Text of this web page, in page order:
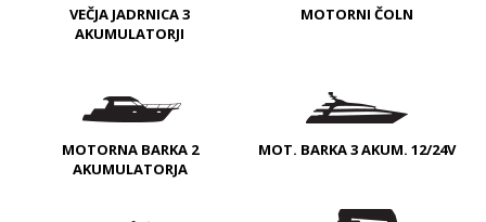
VEČJA JADRNICA 3
AKUMULATORJI
MOTORNI ČOLN
MOTORNA BARKA 2
AKUMULATORJA
MOT. BARKA 3 AKUM. 12/24V